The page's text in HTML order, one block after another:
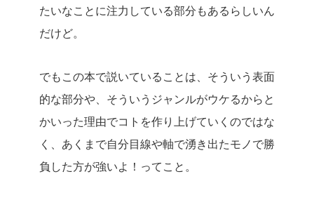
たいなことに注力している部分もあるらしいん
だけど。
でもこの本で説いていることは、そういう表面
的な部分や、そういうジャンルがウケるからと
かいった理由でコトを作り上げていくのではな
く、あくまで自分目線や軸で湧き出たモノで勝
負した方が強いよ！ってこと。